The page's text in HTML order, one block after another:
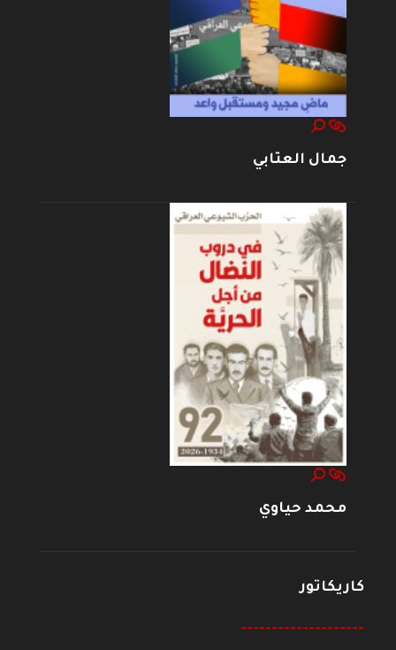
جمال العتابي
محمد حياوي
كاريكاتور
--------------------